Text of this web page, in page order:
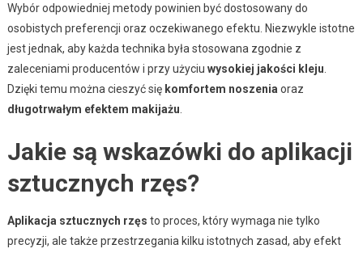
Wybór odpowiedniej metody powinien być dostosowany do
osobistych preferencji oraz oczekiwanego efektu. Niezwykle istotne
jest jednak, aby każda technika była stosowana zgodnie z
zaleceniami producentów i przy użyciu wysokiej jakości kleju
Dzięki temu można cieszyć się komfortem noszenia oraz
długotrwałym efektem makijażu
Jakie są wskazówki do aplikacji
sztucznych rzęs?
Aplikacja sztucznych rzęs to proces, który wymaga nie tylko
precyzji, ale także przestrzegania kilku istotnych zasad, aby efekt